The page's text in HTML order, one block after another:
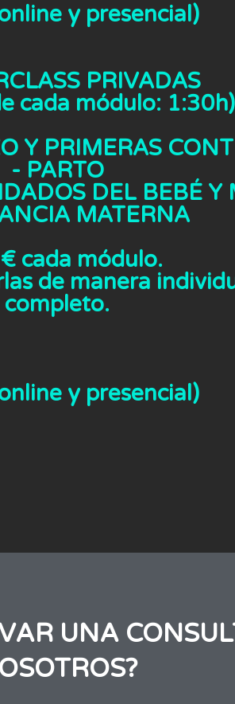
y presencial)
PRIVADAS
cada módulo: 1:30h)
Y PRIMERAS
- PARTO
DEL BEBÉ Y
MATERNA
cada módulo.
de manera
completo.
y presencial)
UNA